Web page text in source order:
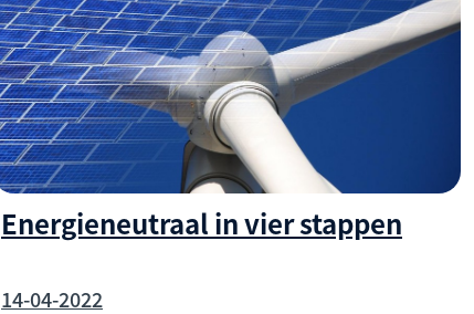
Energieneutraal in vier stappen
14-04-2022